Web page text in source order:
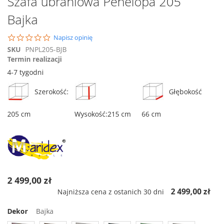
na
początek
galerii
Bajka
0.0
star
rating
Napisz opinię
SKU PNPL205-BJB
Termin realizacji
4-7 tygodni
Szerokość:
205 cm Wysokość:215 cm
Głębokość
66 cm
2 499,00 zł
Najniższa cena z ostanich 30 dni 2 499,00 zł
Dekor Bajka